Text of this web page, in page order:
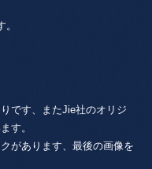
です、またJie社のオリジ
す。
があります、最後の画像を